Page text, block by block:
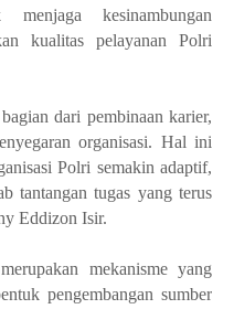
kesinambungan
kualitas pelayanan Polri
dari pembinaan karier,
organisasi. Hal ini
Polri semakin adaptif,
tantangan tugas yang terus
Eddizon Isir.
mekanisme yang
pengembangan sumber